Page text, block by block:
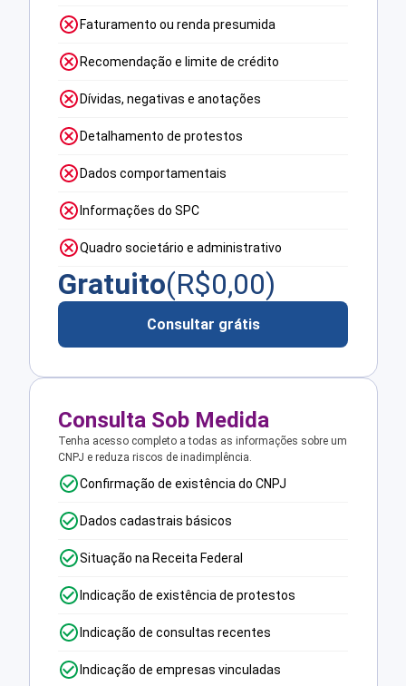
Faturamento ou renda presumida
Recomendação e limite de crédito
Dívidas, negativas e anotações
Detalhamento de protestos
Dados comportamentais
Informações do SPC
Quadro societário e administrativo
Gratuito(R$0,00)
Consultar grátis
Consulta Sob Medida
Tenha acesso completo a todas as informações sobre um
CNPJ e reduza riscos de inadimplência.
Confirmação de existência do CNPJ
Dados cadastrais básicos
Situação na Receita Federal
Indicação de existência de protestos
Indicação de consultas recentes
Indicação de empresas vinculadas